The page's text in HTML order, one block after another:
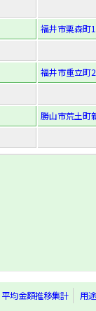
福井市栗森町
福井市重立町
勝山市荒土町
平均金額推移集計 用